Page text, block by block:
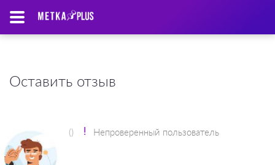
Оставить отзыв
() Непроверенный пользователь